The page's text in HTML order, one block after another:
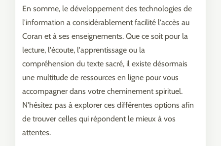
En somme, le développement des technologies de
l'information a considérablement facilité l'accès au
Coran et à ses enseignements. Que ce soit pour la
lecture, l'écoute, l'apprentissage ou la
compréhension du texte sacré, il existe désormais
une multitude de ressources en ligne pour vous
accompagner dans votre cheminement spirituel.
N'hésitez pas à explorer ces différentes options afin
de trouver celles qui répondent le mieux à vos
attentes.